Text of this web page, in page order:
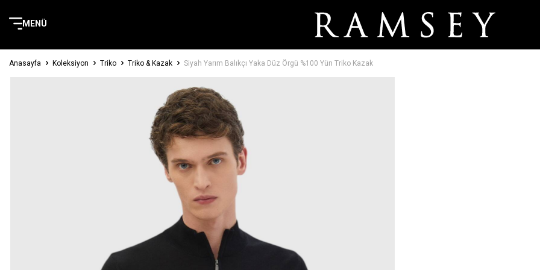
MENÜ
Anasayfa Koleksiyon Triko Triko & Kazak Siyah Yarım Balıkçı Yaka Düz Örgü %100 Yün Triko Kazak